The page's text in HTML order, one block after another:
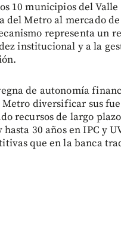
10 municipios del Valle
del Metro al mercado
representa un
institucional y a la
de autonomía
diversificar sus
recursos de largo
hasta 30 años en IPC y
que en la banca